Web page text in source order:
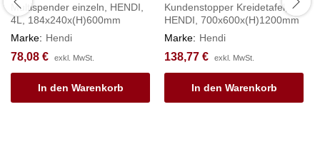
Multispender einzeln, HENDI,
4L, 184x240x(H)600mm
Marke: Hendi
78,08 € exkl. MwSt.
In den Warenkorb
Kundenstopper Kreidetafel,
HENDI, 700x600x(H)1200mm
Marke: Hendi
138,77 € exkl. MwSt.
In den Warenkorb